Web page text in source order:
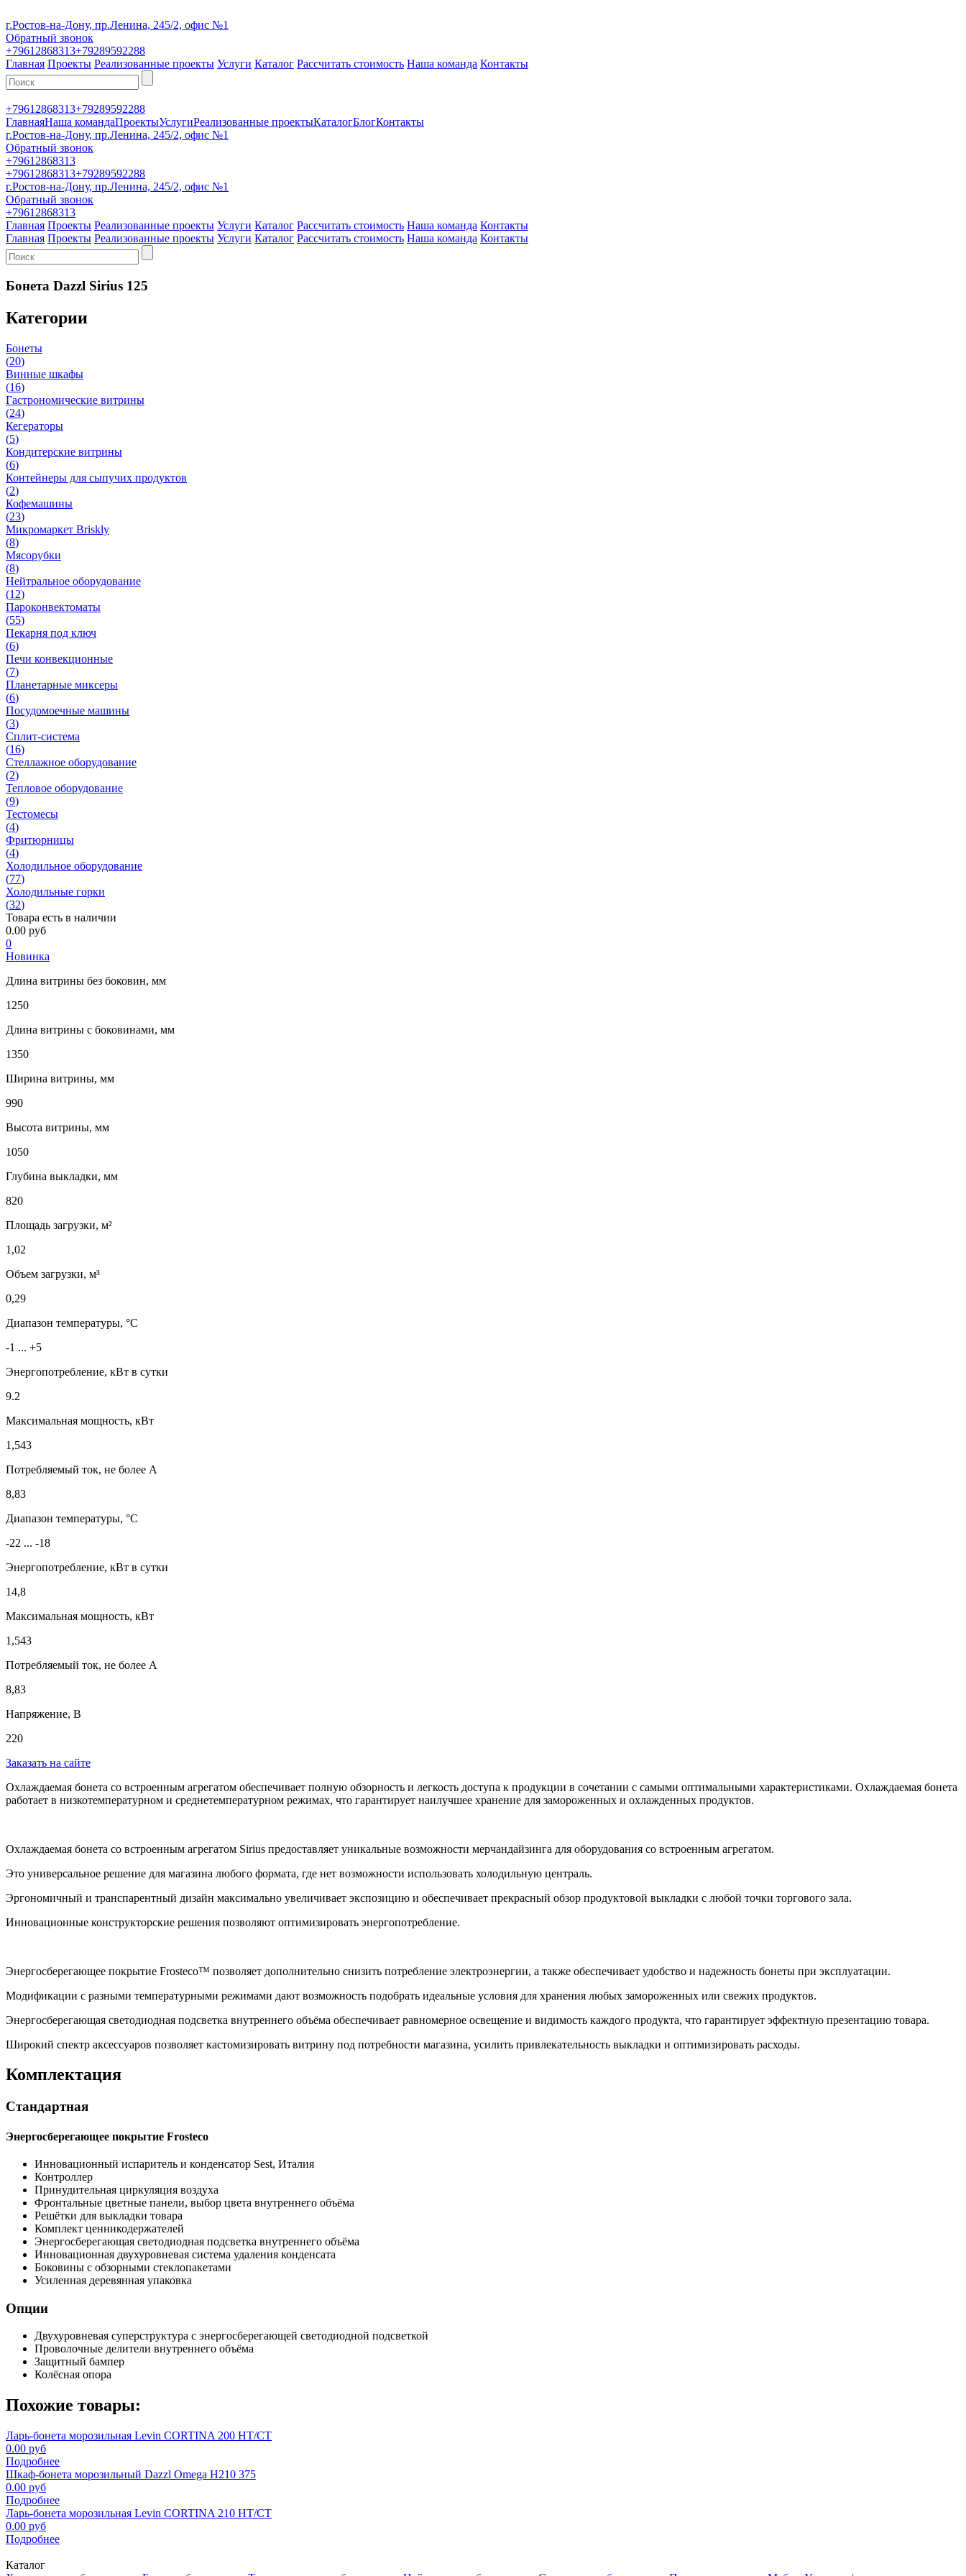
г.Ростов-на-Дону, пр.Ленина, 245/2, офис №1
Обратный звонок
+79612868313+79289592288
Главная Проекты Реализованные проекты Услуги Каталог Рассчитать стоимость Наша команда Контакты
+79612868313+79289592288
ГлавнаяНаша командаПроектыУслугиРеализованные проектыКаталогБлогКонтакты
г.Ростов-на-Дону, пр.Ленина, 245/2, офис №1
Обратный звонок
+79612868313
+79612868313+79289592288
г.Ростов-на-Дону, пр.Ленина, 245/2, офис №1
Обратный звонок
+79612868313
Главная Проекты Реализованные проекты Услуги Каталог Рассчитать стоимость Наша команда Контакты
Главная Проекты Реализованные проекты Услуги Каталог Рассчитать стоимость Наша команда Контакты
Бонета Dazzl Sirius 125
Категории
Бонеты
(20)
Винные шкафы
(16)
Гастрономические витрины
(24)
Кегераторы
(5)
Кондитерские витрины
(6)
Контейнеры для сыпучих продуктов
(2)
Кофемашины
(23)
Микромаркет Briskly
(8)
Мясорубки
(8)
Нейтральное оборудование
(12)
Пароконвектоматы
(55)
Пекарня под ключ
(6)
Печи конвекционные
(7)
Планетарные миксеры
(6)
Посудомоечные машины
(3)
Сплит-система
(16)
Стеллажное оборудование
(2)
Тепловое оборудование
(9)
Тестомесы
(4)
Фритюрницы
(4)
Холодильное оборудование
(77)
Холодильные горки
(32)
Товара есть в наличии
0.00 руб
0
Новинка
Длина витрины без боковин, мм
1250
Длина витрины с боковинами, мм
1350
Ширина витрины, мм
990
Высота витрины, мм
1050
Глубина выкладки, мм
820
Площадь загрузки, м²
1,02
Объем загрузки, м³
0,29
Диапазон температуры, °C
-1 ... +5
Энергопотребление, кВт в сутки
9.2
Максимальная мощность, кВт
1,543
Потребляемый ток, не более А
8,83
Диапазон температуры, °C
-22 ... -18
Энергопотребление, кВт в сутки
14,8
Максимальная мощность, кВт
1,543
Потребляемый ток, не более А
8,83
Напряжение, В
220
Заказать на сайте
Охлаждаемая бонета со встроенным агрегатом обеспечивает полную обзорность и легкость доступа к продукции в сочетании с самыми оптимальными характеристиками. Охлаждаемая бонета
работает в низкотемпературном и среднетемпературном режимах, что гарантирует наилучшее хранение для замороженных и охлажденных продуктов.
Охлаждаемая бонета со встроенным агрегатом Sirius предоставляет уникальные возможности мерчандайзинга для оборудования со встроенным агрегатом.
Это универсальное решение для магазина любого формата, где нет возможности использовать холодильную централь.
Эргономичный и транспарентный дизайн максимально увеличивает экспозицию и обеспечивает прекрасный обзор продуктовой выкладки с любой точки торгового зала.
Инновационные конструкторские решения позволяют оптимизировать энергопотребление.
Энергосберегающее покрытие Frosteco™ позволяет дополнительно снизить потребление электроэнергии, а также обеспечивает удобство и надежность бонеты при эксплуатации.
Модификации с разными температурными режимами дают возможность подобрать идеальные условия для хранения любых замороженных или свежих продуктов.
Энергосберегающая светодиодная подсветка внутреннего объёма обеспечивает равномерное освещение и видимость каждого продукта, что гарантирует эффектную презентацию товара.
Широкий спектр аксессуаров позволяет кастомизировать витрину под потребности магазина, усилить привлекательность выкладки и оптимизировать расходы.
Комплектация
Стандартная
Энергосберегающее покрытие Frosteco
Инновационный испаритель и конденсатор Sest, Италия
Контроллер
Принудительная циркуляция воздуха
Фронтальные цветные панели, выбор цвета внутреннего объёма
Решётки для выкладки товара
Комплект ценникодержателей
Энергосберегающая светодиодная подсветка внутреннего объёма
Инновационная двухуровневая система удаления конденсата
Боковины с обзорными стеклопакетами
Усиленная деревянная упаковка
Опции
Двухуровневая суперструктура с энергосберегающей светодиодной подсветкой
Проволочные делители внутреннего объёма
Защитный бампер
Колёсная опора
Похожие товары:
Ларь-бонета морозильная Levin CORTINA 200 НТ/СТ
0.00 руб
Подробнее
Шкаф-бонета морозильный Dazzl Omega H210 375
0.00 руб
Подробнее
Ларь-бонета морозильная Levin CORTINA 210 НТ/СТ
0.00 руб
Подробнее
Каталог